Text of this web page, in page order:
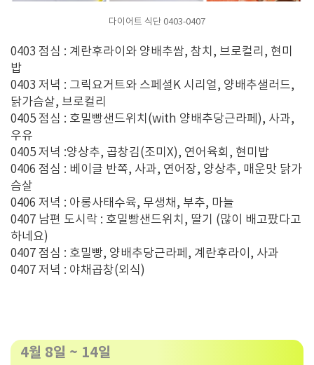
다이어트 식단 0403-0407
0403 점심 : 계란후라이와 양배추쌈, 참치, 브로컬리, 현미
밥
0403 저녁 : 그릭요거트와 스페셜K 시리얼, 양배추샐러드,
닭가슴살, 브로컬리
0405 점심 : 호밀빵샌드위치(with 양배추당근라페), 사과,
우유
0405 저녁 :양상추, 곱창김(조미X), 연어육회, 현미밥
0406 점심 : 베이글 반쪽, 사과, 연어장, 양상추, 매운맛 닭가
슴살
0406 저녁 : 아롱사태수육, 무생채, 부추, 마늘
0407 남편 도시락 : 호밀빵샌드위치, 딸기 (많이 배고팠다고
하네요)
0407 점심 : 호밀빵, 양배추당근라페, 계란후라이, 사과
0407 저녁 : 야채곱창(외식)
4월 8일 ~ 14일